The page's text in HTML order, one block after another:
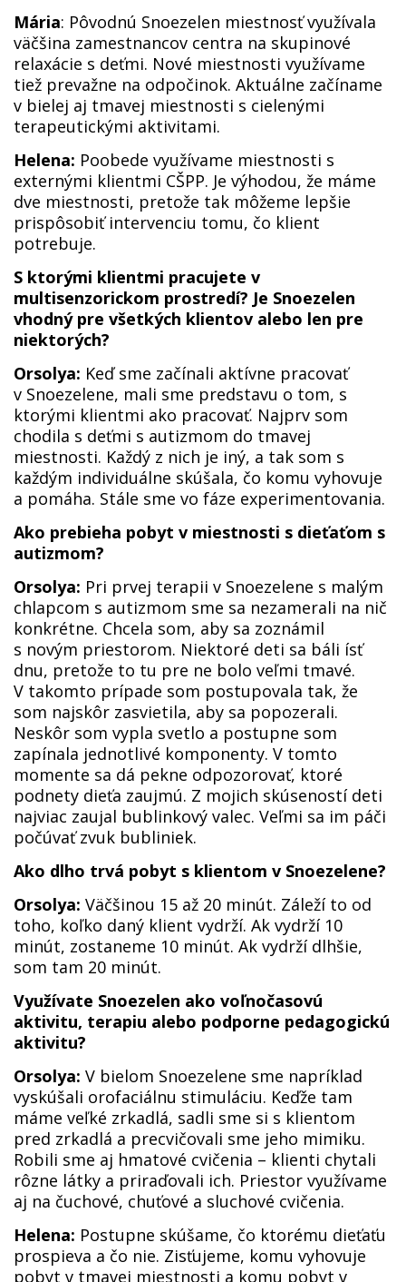
Mária: Pôvodnú Snoezelen miestnosť využívala
väčšina zamestnancov centra na skupinové
relaxácie s deťmi. Nové miestnosti využívame
tiež prevažne na odpočinok. Aktuálne začíname
v bielej aj tmavej miestnosti s cielenými
terapeutickými aktivitami.
Helena: Poobede využívame miestnosti s
externými klientmi CŠPP. Je výhodou, že máme
dve miestnosti, pretože tak môžeme lepšie
prispôsobiť intervenciu tomu, čo klient
potrebuje.
S ktorými klientmi pracujete v
multisenzorickom prostredí? Je Snoezelen
vhodný pre všetkých klientov alebo len pre
niektorých?
Orsolya: Keď sme začínali aktívne pracovať
v Snoezelene, mali sme predstavu o tom, s
ktorými klientmi ako pracovať. Najprv som
chodila s deťmi s autizmom do tmavej
miestnosti. Každý z nich je iný, a tak som s
každým individuálne skúšala, čo komu vyhovuje
a pomáha. Stále sme vo fáze experimentovania.
Ako prebieha pobyt v miestnosti s dieťaťom s
autizmom?
Orsolya: Pri prvej terapii v Snoezelene s malým
chlapcom s autizmom sme sa nezamerali na nič
konkrétne. Chcela som, aby sa zoznámil
s novým priestorom. Niektoré deti sa báli ísť
dnu, pretože to tu pre ne bolo veľmi tmavé.
V takomto prípade som postupovala tak, že
som najskôr zasvietila, aby sa popozerali.
Neskôr som vypla svetlo a postupne som
zapínala jednotlivé komponenty. V tomto
momente sa dá pekne odpozorovať, ktoré
podnety dieťa zaujmú. Z mojich skúseností deti
najviac zaujal bublinkový valec. Veľmi sa im páči
počúvať zvuk bubliniek.
Ako dlho trvá pobyt s klientom v Snoezelene?
Orsolya: Väčšinou 15 až 20 minút. Záleží to od
toho, koľko daný klient vydrží. Ak vydrží 10
minút, zostaneme 10 minút. Ak vydrží dlhšie,
som tam 20 minút.
Využívate Snoezelen ako voľnočasovú
aktivitu, terapiu alebo podporne pedagogickú
aktivitu?
Orsolya: V bielom Snoezelene sme napríklad
vyskúšali orofaciálnu stimuláciu. Keďže tam
máme veľké zrkadlá, sadli sme si s klientom
pred zrkadlá a precvičovali sme jeho mimiku.
Robili sme aj hmatové cvičenia – klienti chytali
rôzne látky a priraďovali ich. Priestor využívame
aj na čuchové, chuťové a sluchové cvičenia.
Helena: Postupne skúšame, čo ktorému dieťaťu
prospieva a čo nie. Zisťujeme, komu vyhovuje
pobyt v tmavej miestnosti a komu pobyt v